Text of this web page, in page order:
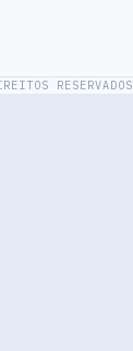
RESERVADOS